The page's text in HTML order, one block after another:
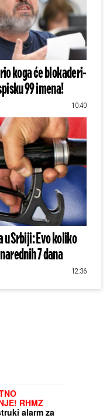
koga će blokaderi-
99 imena!
10:40
u Srbiji: Evo koliko
7 dana
12:36